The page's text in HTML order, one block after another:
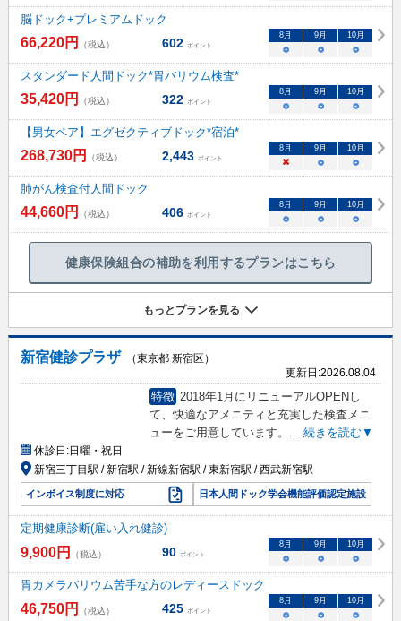
脳ドック+プレミアムドック
66,220円 （税込） 602 ポイント
8 月 9 月 10月
○ ○ ○
スタンダード人間ドック*胃バリウム検査*
35,420円 （税込） 322 ポイント
8 月 9 月 10月
○ ○ ○
【男女ペア】エグゼクティブドック*宿泊*
268,730円 （税込） 2,443 ポイント
8 月 9 月 10月
× ○ ○
肺がん検査付人間ドック
44,660円 （税込） 406 ポイント
8 月 9 月 10月
○ ○ ○
健康保険組合の補助を利用するプランはこちら
もっとプランを見る
新宿健診プラザ
（東京都 新宿区）
更新日:2026.08.04
特徴 2018年1月にリニューアルOPENし
て、快適なアメニティと充実した検査メニ
ューをご用意しています。 ... 続きを読む▼
休診日:日曜・祝日
新宿三丁目駅 / 新宿駅 / 新線新宿駅 / 東新宿駅 / 西武新宿駅
インボイス制度に対応 日本人間ドック学会機能評価認定施設
定期健康診断(雇い入れ健診)
9,900円 （税込） 90 ポイント
8月 9月 10月
○ ○ ○
胃カメラバリウム苦手な方のレディースドック
46,750円 （税込） 425 ポイント
8月 9月 10月
○ ○ ○